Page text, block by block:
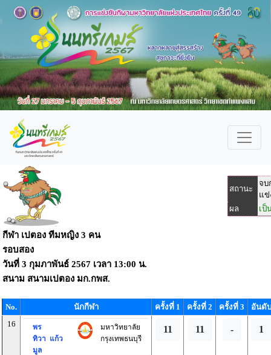
สถานะ
จบ
แ
ผล
เป็
กีฬา เปตอง ทีมหญิง 3 คน
รอบสอง
วันที่ 3 กุมภาพันธ์ 2567 เวลา 13:00 น.
สนาม สนามเปตอง มก.กพส.
No. นักกีฬา ครั้งที่ 1 ครั้งที่ 2 ครั้งที่ 3
อันดับ
16
พร
ทิวา แก้ว
มูล
มหาวิทยาลัย
กรุงเทพธนบุรี
11 11 - 1